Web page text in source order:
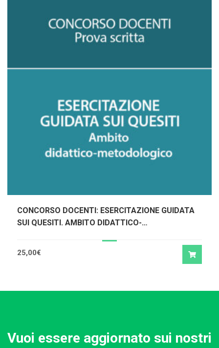
CONCORSO DOCENTI: ESERCITAZIONE GUIDATA
SUI QUESITI. AMBITO DIDATTICO-
25,00€
Vuoi essere aggiornato sui nostri